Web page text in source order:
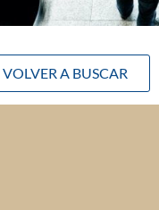
VOLVER A BUSCAR